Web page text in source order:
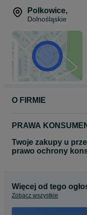
Polkowice,
Dolnośląskie
O FIRMIE
PRAWA
Twoje zakupy u
prawo ochrony
Więcej od tego
Zobacz wszystkie